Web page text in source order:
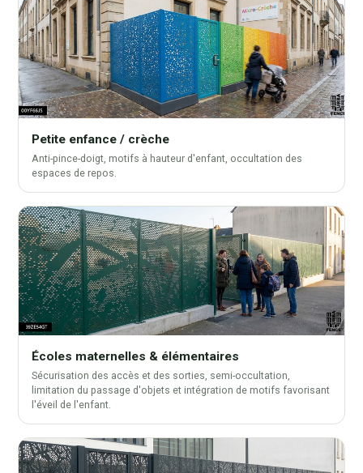
Petite enfance / crèche
Anti-pince-doigt, motifs à hauteur d'enfant, occultation des
espaces de repos.
Écoles maternelles & élémentaires
Sécurisation des accès et des sorties, semi-occultation,
limitation du passage d'objets et intégration de motifs favorisant
l'éveil de l'enfant.